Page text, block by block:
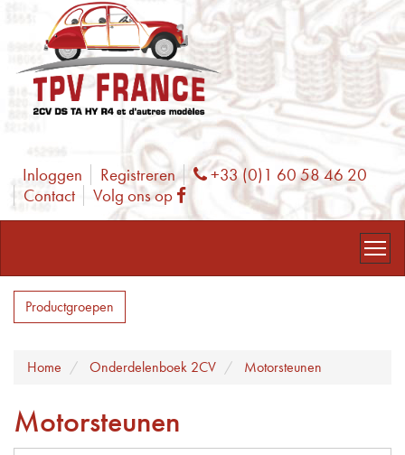
Inloggen Registreren Phone
+33 (0)1 60 58 46 20
Contact
Volg ons op Facebook
Productgroepen
Home Onderdelenboek 2CV Motorsteunen
Motorsteunen